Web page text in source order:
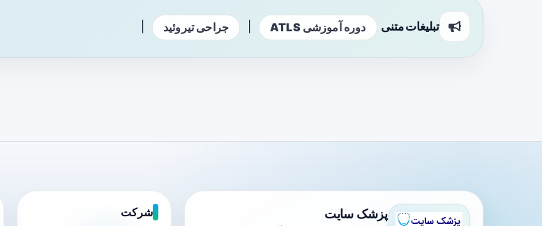
تبلیغات متنی دوره آموزشی ATLS جراحی تیروئید
پزشک سایت شرکت